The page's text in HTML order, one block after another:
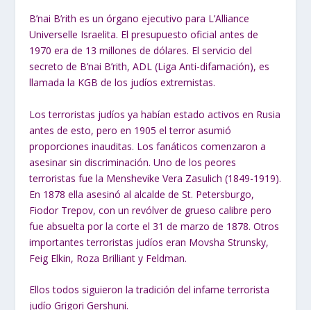
B’nai B’rith es un órgano ejecutivo para L’Alliance
Universelle Israelita. El presupuesto oficial antes de
1970 era de 13 millones de dólares. El servicio del
secreto de B’nai B’rith, ADL (Liga Anti-difamación), es
llamada la KGB de los judíos extremistas.
Los terroristas judíos ya habían estado activos en Rusia
antes de esto, pero en 1905 el terror asumió
proporciones inauditas. Los fanáticos comenzaron a
asesinar sin discriminación. Uno de los peores
terroristas fue la Menshevike Vera Zasulich (1849-1919).
En 1878 ella asesinó al alcalde de St. Petersburgo,
Fiodor Trepov, con un revólver de grueso calibre pero
fue absuelta por la corte el 31 de marzo de 1878. Otros
importantes terroristas judíos eran Movsha Strunsky,
Feig Elkin, Roza Brilliant y Feldman.
Ellos todos siguieron la tradición del infame terrorista
judío Grigori Gershuni.